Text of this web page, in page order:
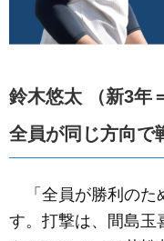
鈴木悠太 （新3年
全員が同じ方向で
「全員が勝利のた
す。打撃は、間島玉